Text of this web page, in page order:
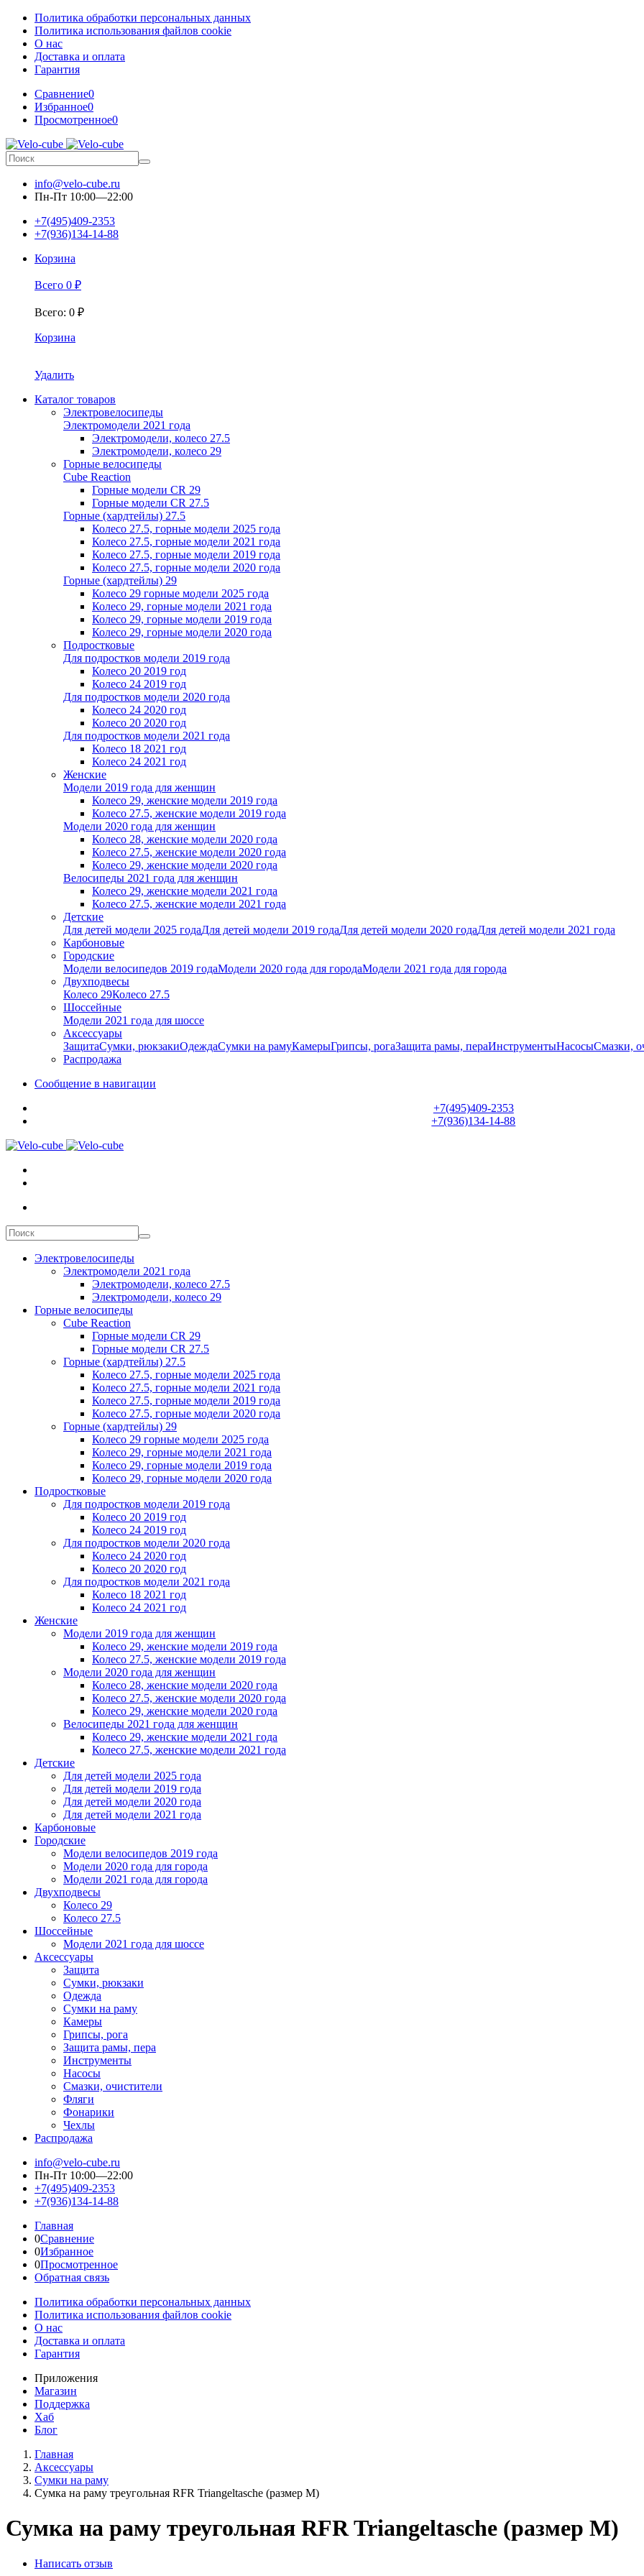
Политика обработки персональных данных
Политика использования файлов cookie
О нас
Доставка и оплата
Гарантия
Сравнение0
Избранное0
Просмотренное0
info@velo-cube.ru
Пн-Пт 10:00—22:00
+7(495)409-2353
+7(936)134-14-88
Корзина
Всего 0 ₽
Всего: 0 ₽
Корзина
Удалить
Каталог товаров
Электровелосипеды
Электромодели 2021 года
Электромодели, колесо 27.5
Электромодели, колесо 29
Горные велосипеды
Cube Reaction
Горные модели CR 29
Горные модели CR 27.5
Горные (хардтейлы) 27.5
Колесо 27.5, горные модели 2025 года
Колесо 27.5, горные модели 2021 года
Колесо 27.5, горные модели 2019 года
Колесо 27.5, горные модели 2020 года
Горные (хардтейлы) 29
Колесо 29 горные модели 2025 года
Колесо 29, горные модели 2021 года
Колесо 29, горные модели 2019 года
Колесо 29, горные модели 2020 года
Подростковые
Для подростков модели 2019 года
Колесо 20 2019 год
Колесо 24 2019 год
Для подростков модели 2020 года
Колесо 24 2020 год
Колесо 20 2020 год
Для подростков модели 2021 года
Колесо 18 2021 год
Колесо 24 2021 год
Женскиe
Модели 2019 года для женщин
Колесо 29, женские модели 2019 года
Колесо 27.5, женские модели 2019 года
Модели 2020 года для женщин
Колесо 28, женские модели 2020 года
Колесо 27.5, женские модели 2020 года
Колесо 29, женские модели 2020 года
Велосипеды 2021 года для женщин
Колесо 29, женские модели 2021 года
Колесо 27.5, женские модели 2021 года
Детские
Для детей модели 2025 годаДля детей модели 2019 годаДля детей модели 2020 годаДля детей модели 2021 года
Карбоновые
Городские
Модели велосипедов 2019 годаМодели 2020 года для городаМодели 2021 года для города
Двухподвесы
Колесо 29Колесо 27.5
Шоссейные
Модели 2021 года для шоссе
Аксессуары
ЗащитаСумки, рюкзакиОдеждаСумки на рамуКамерыГрипсы, рогаЗащита рамы, пераИнструментыНасосыСмазки,
Распродажа
Сообщение в навигации
+7(495)409-2353
+7(936)134-14-88
Электровелосипеды
Электромодели 2021 года
Электромодели, колесо 27.5
Электромодели, колесо 29
Горные велосипеды
Cube Reaction
Горные модели CR 29
Горные модели CR 27.5
Горные (хардтейлы) 27.5
Колесо 27.5, горные модели 2025 года
Колесо 27.5, горные модели 2021 года
Колесо 27.5, горные модели 2019 года
Колесо 27.5, горные модели 2020 года
Горные (хардтейлы) 29
Колесо 29 горные модели 2025 года
Колесо 29, горные модели 2021 года
Колесо 29, горные модели 2019 года
Колесо 29, горные модели 2020 года
Подростковые
Для подростков модели 2019 года
Колесо 20 2019 год
Колесо 24 2019 год
Для подростков модели 2020 года
Колесо 24 2020 год
Колесо 20 2020 год
Для подростков модели 2021 года
Колесо 18 2021 год
Колесо 24 2021 год
Женскиe
Модели 2019 года для женщин
Колесо 29, женские модели 2019 года
Колесо 27.5, женские модели 2019 года
Модели 2020 года для женщин
Колесо 28, женские модели 2020 года
Колесо 27.5, женские модели 2020 года
Колесо 29, женские модели 2020 года
Велосипеды 2021 года для женщин
Колесо 29, женские модели 2021 года
Колесо 27.5, женские модели 2021 года
Детские
Для детей модели 2025 года
Для детей модели 2019 года
Для детей модели 2020 года
Для детей модели 2021 года
Карбоновые
Городские
Модели велосипедов 2019 года
Модели 2020 года для города
Модели 2021 года для города
Двухподвесы
Колесо 29
Колесо 27.5
Шоссейные
Модели 2021 года для шоссе
Аксессуары
Защита
Сумки, рюкзаки
Одежда
Сумки на раму
Камеры
Грипсы, рога
Защита рамы, пера
Инструменты
Насосы
Смазки, очистители
Фляги
Фонарики
Чехлы
Распродажа
info@velo-cube.ru
Пн-Пт 10:00—22:00
+7(495)409-2353
+7(936)134-14-88
Главная
0Сравнение
0Избранное
0Просмотренное
Обратная связь
Политика обработки персональных данных
Политика использования файлов cookie
О нас
Доставка и оплата
Гарантия
Приложения
Магазин
Поддержка
Хаб
Блог
Главная
Аксессуары
Сумки на раму
Сумка на раму треугольная RFR Triangeltasche (размер M)
Сумка на раму треугольная RFR Triangeltasche (размер M)
Написать отзыв